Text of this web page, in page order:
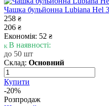
Чашка бульйонна Lubiana Hel
258 ₴
206 ₴
Економія: 52 ₴
В наявності:
до 50 шт
Склад: Основний
Купити
-20%
Розпродаж